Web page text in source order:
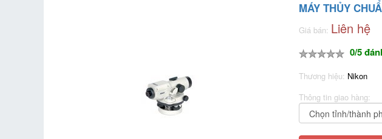
MÁY THỦY
Giá bán: Liên hệ
0/5
Thương hiệu: Nikon
Thông tin giao hàng: